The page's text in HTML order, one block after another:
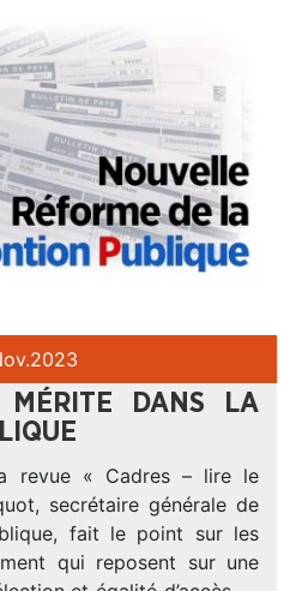
2023
DANS LA
revue « Cadres – lire le
secrétaire générale de
fait le point sur les
qui reposent sur une